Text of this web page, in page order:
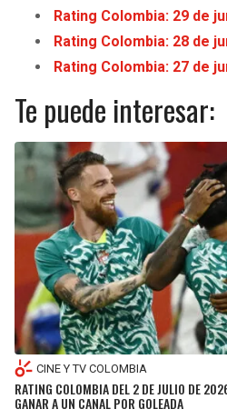
Rating Colombia: 29 de
Rating Colombia: 28 de
Rating Colombia: 27 de
Te puede interesar:
CINE Y TV COLOMBIA
RATING COLOMBIA DEL 2 DE JULIO DE
GANAR A UN CANAL POR GOLEADA